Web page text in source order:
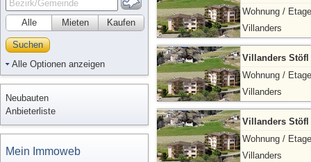
Alle Kaufen
Mieten
Suchen
Alle Optionen anzeigen
Neubauten
Anbieterliste
Mein Immoweb
Wohnung / Etage
Villanders
Villanders Stöfl
Wohnung / Etage
Villanders
Villanders Stöfl
Wohnung / Etage
Villanders